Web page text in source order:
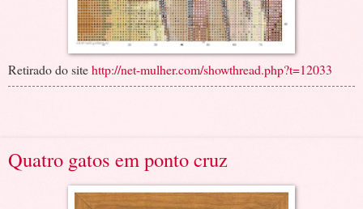
Retirado do sitehttp://net-mulher.com/showthread.php?t=12033
Quatro gatos em ponto cruz